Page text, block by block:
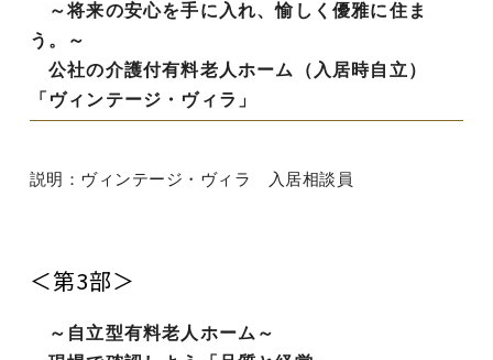
～将来の安心を手に入れ、愉しく優雅に住ま
う。～
公社の介護付有料老人ホーム（入居時自立）
「ヴィンテージ・ヴィラ」
説明：ヴィンテージ・ヴィラ 入居相談員
＜第3部＞
～自立型有料老人ホーム～